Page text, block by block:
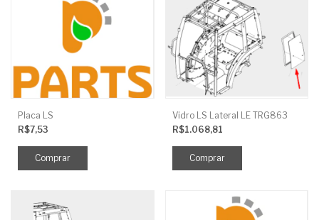
Placa LS
R$7,53
Vidro LS Lateral LE TRG863
R$1.068,81